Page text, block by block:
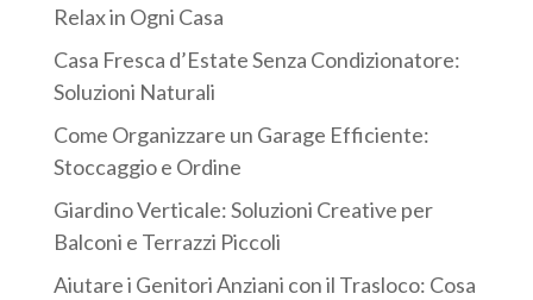
Relax in Ogni Casa
Casa Fresca d’Estate Senza Condizionatore:
Soluzioni Naturali
Come Organizzare un Garage Efficiente:
Stoccaggio e Ordine
Giardino Verticale: Soluzioni Creative per
Balconi e Terrazzi Piccoli
Aiutare i Genitori Anziani con il Trasloco: Cosa